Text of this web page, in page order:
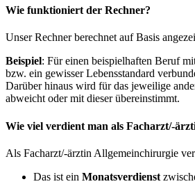
Wie funktioniert der Rechner?
Unser Rechner berechnet auf Basis
Beispiel: Für einen beispielhaften Beruf
bzw. ein gewisser Lebensstandard
Darüber hinaus wird für das jeweilige
abweicht oder mit dieser übereinstimmt.
Wie viel verdient man als Facharzt/-
Als Facharzt/-ärztin Allgemeinchirurgie
Das ist ein Monatsverdienst